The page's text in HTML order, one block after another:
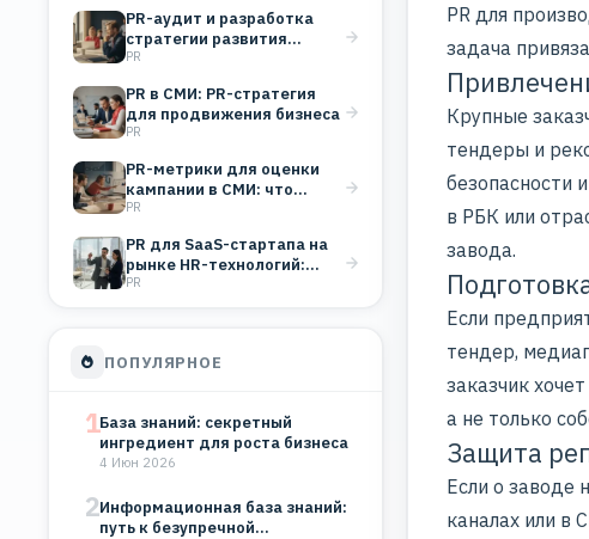
PR-аудит и разработка
стратегии развития
бизнеса
PR
PR в СМИ: PR-стратегия
для продвижения бизнеса
PR
PR-метрики для оценки
кампании в СМИ: что
измерять и зачем
PR
PR для SaaS-стартапа на
рынке HR-технологий:
стратегия формирования
PR
ПОПУЛЯРНОЕ
1База знаний: секретный
ингредиент для роста бизнеса
4 Июн 2026
2Информационная база знаний:
путь к безупречной
PR для
задача
Крупные
тендеры и
безопасности
в РБК или
завода.
Если
тендер,
заказчик
а не только
Защита
Если о заводе
каналах или в